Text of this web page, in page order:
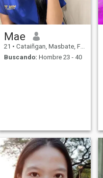
Mae
21 • Cataiñgan, Masbate, Filipinas
Buscando: Hombre 23 - 40